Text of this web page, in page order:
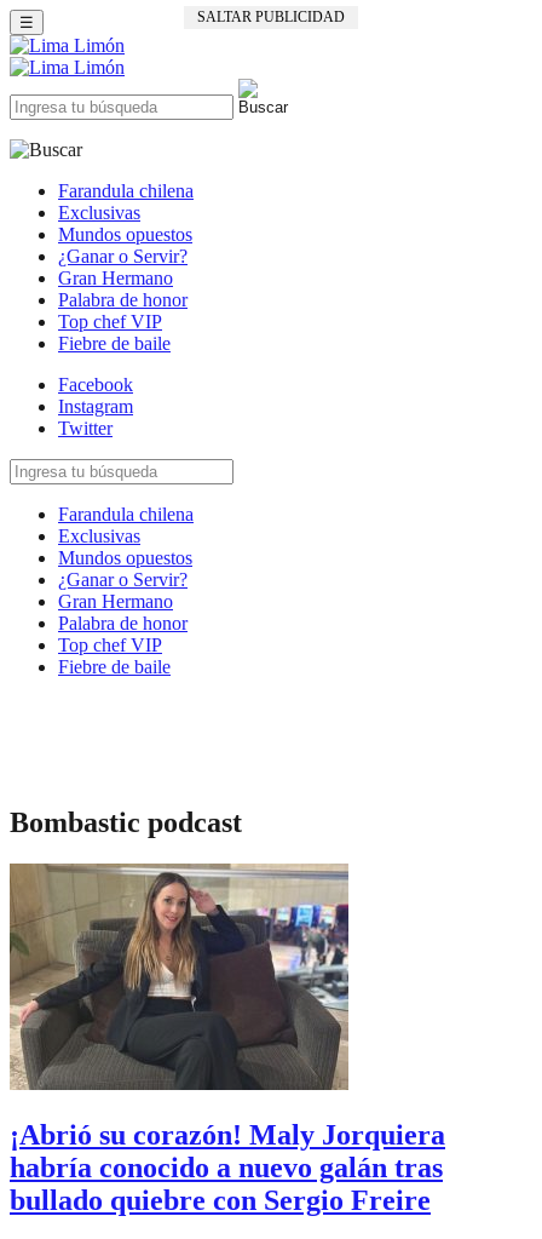
SALTAR PUBLICIDAD
☰
Farandula chilena
Exclusivas
Mundos opuestos
¿Ganar o Servir?
Gran Hermano
Palabra de honor
Top chef VIP
Fiebre de baile
Facebook
Instagram
Twitter
Farandula chilena
Exclusivas
Mundos opuestos
¿Ganar o Servir?
Gran Hermano
Palabra de honor
Top chef VIP
Fiebre de baile
Bombastic podcast
¡Abrió su corazón! Maly Jorquiera
habría conocido a nuevo galán tras
bullado quiebre con Sergio Freire